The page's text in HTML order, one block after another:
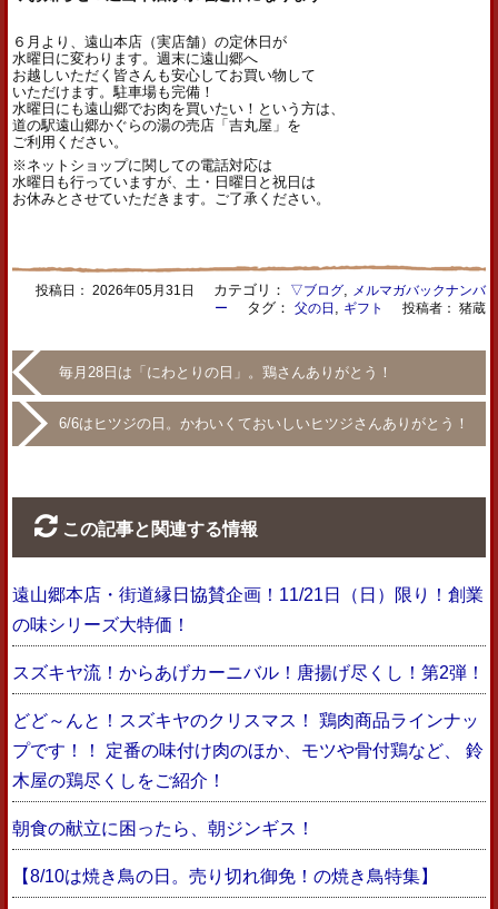
６月より、遠山本店（実店舗）の定休日が
水曜日に変わります。週末に遠山郷へ
お越しいただく皆さんも安心してお買い物して
いただけます。駐車場も完備！
水曜日にも遠山郷でお肉を買いたい！という方は、
道の駅遠山郷かぐらの湯の売店「吉丸屋」を
ご利用ください。
※ネットショップに関しての電話対応は
水曜日も行っていますが、土・日曜日と祝日は
お休みとさせていただきます。ご了承ください。
投稿日： 2026年05月31日 カテゴリ： ▽ブログ,
メルマガバックナンバ
ー タグ： 父の日 ギフト 投稿者： 猪蔵
毎月28日は「にわとりの日」。鶏さんありがとう！
6/6はヒツジの日。かわいくておいしいヒツジさんありがとう！
この記事と関連する情報
遠山郷本店・街道縁日協賛企画！11/21日（日）限り！創業
の味シリーズ大特価！
スズキヤ流！からあげカーニバル！唐揚げ尽くし！第2弾！
どど～んと！スズキヤのクリスマス！ 鶏肉商品ラインナッ
プです！！ 定番の味付け肉のほか、モツや骨付鶏など、 鈴
木屋の鶏尽くしをご紹介！
朝食の献立に困ったら、朝ジンギス！
【8/10は焼き鳥の日。売り切れ御免！の焼き鳥特集】